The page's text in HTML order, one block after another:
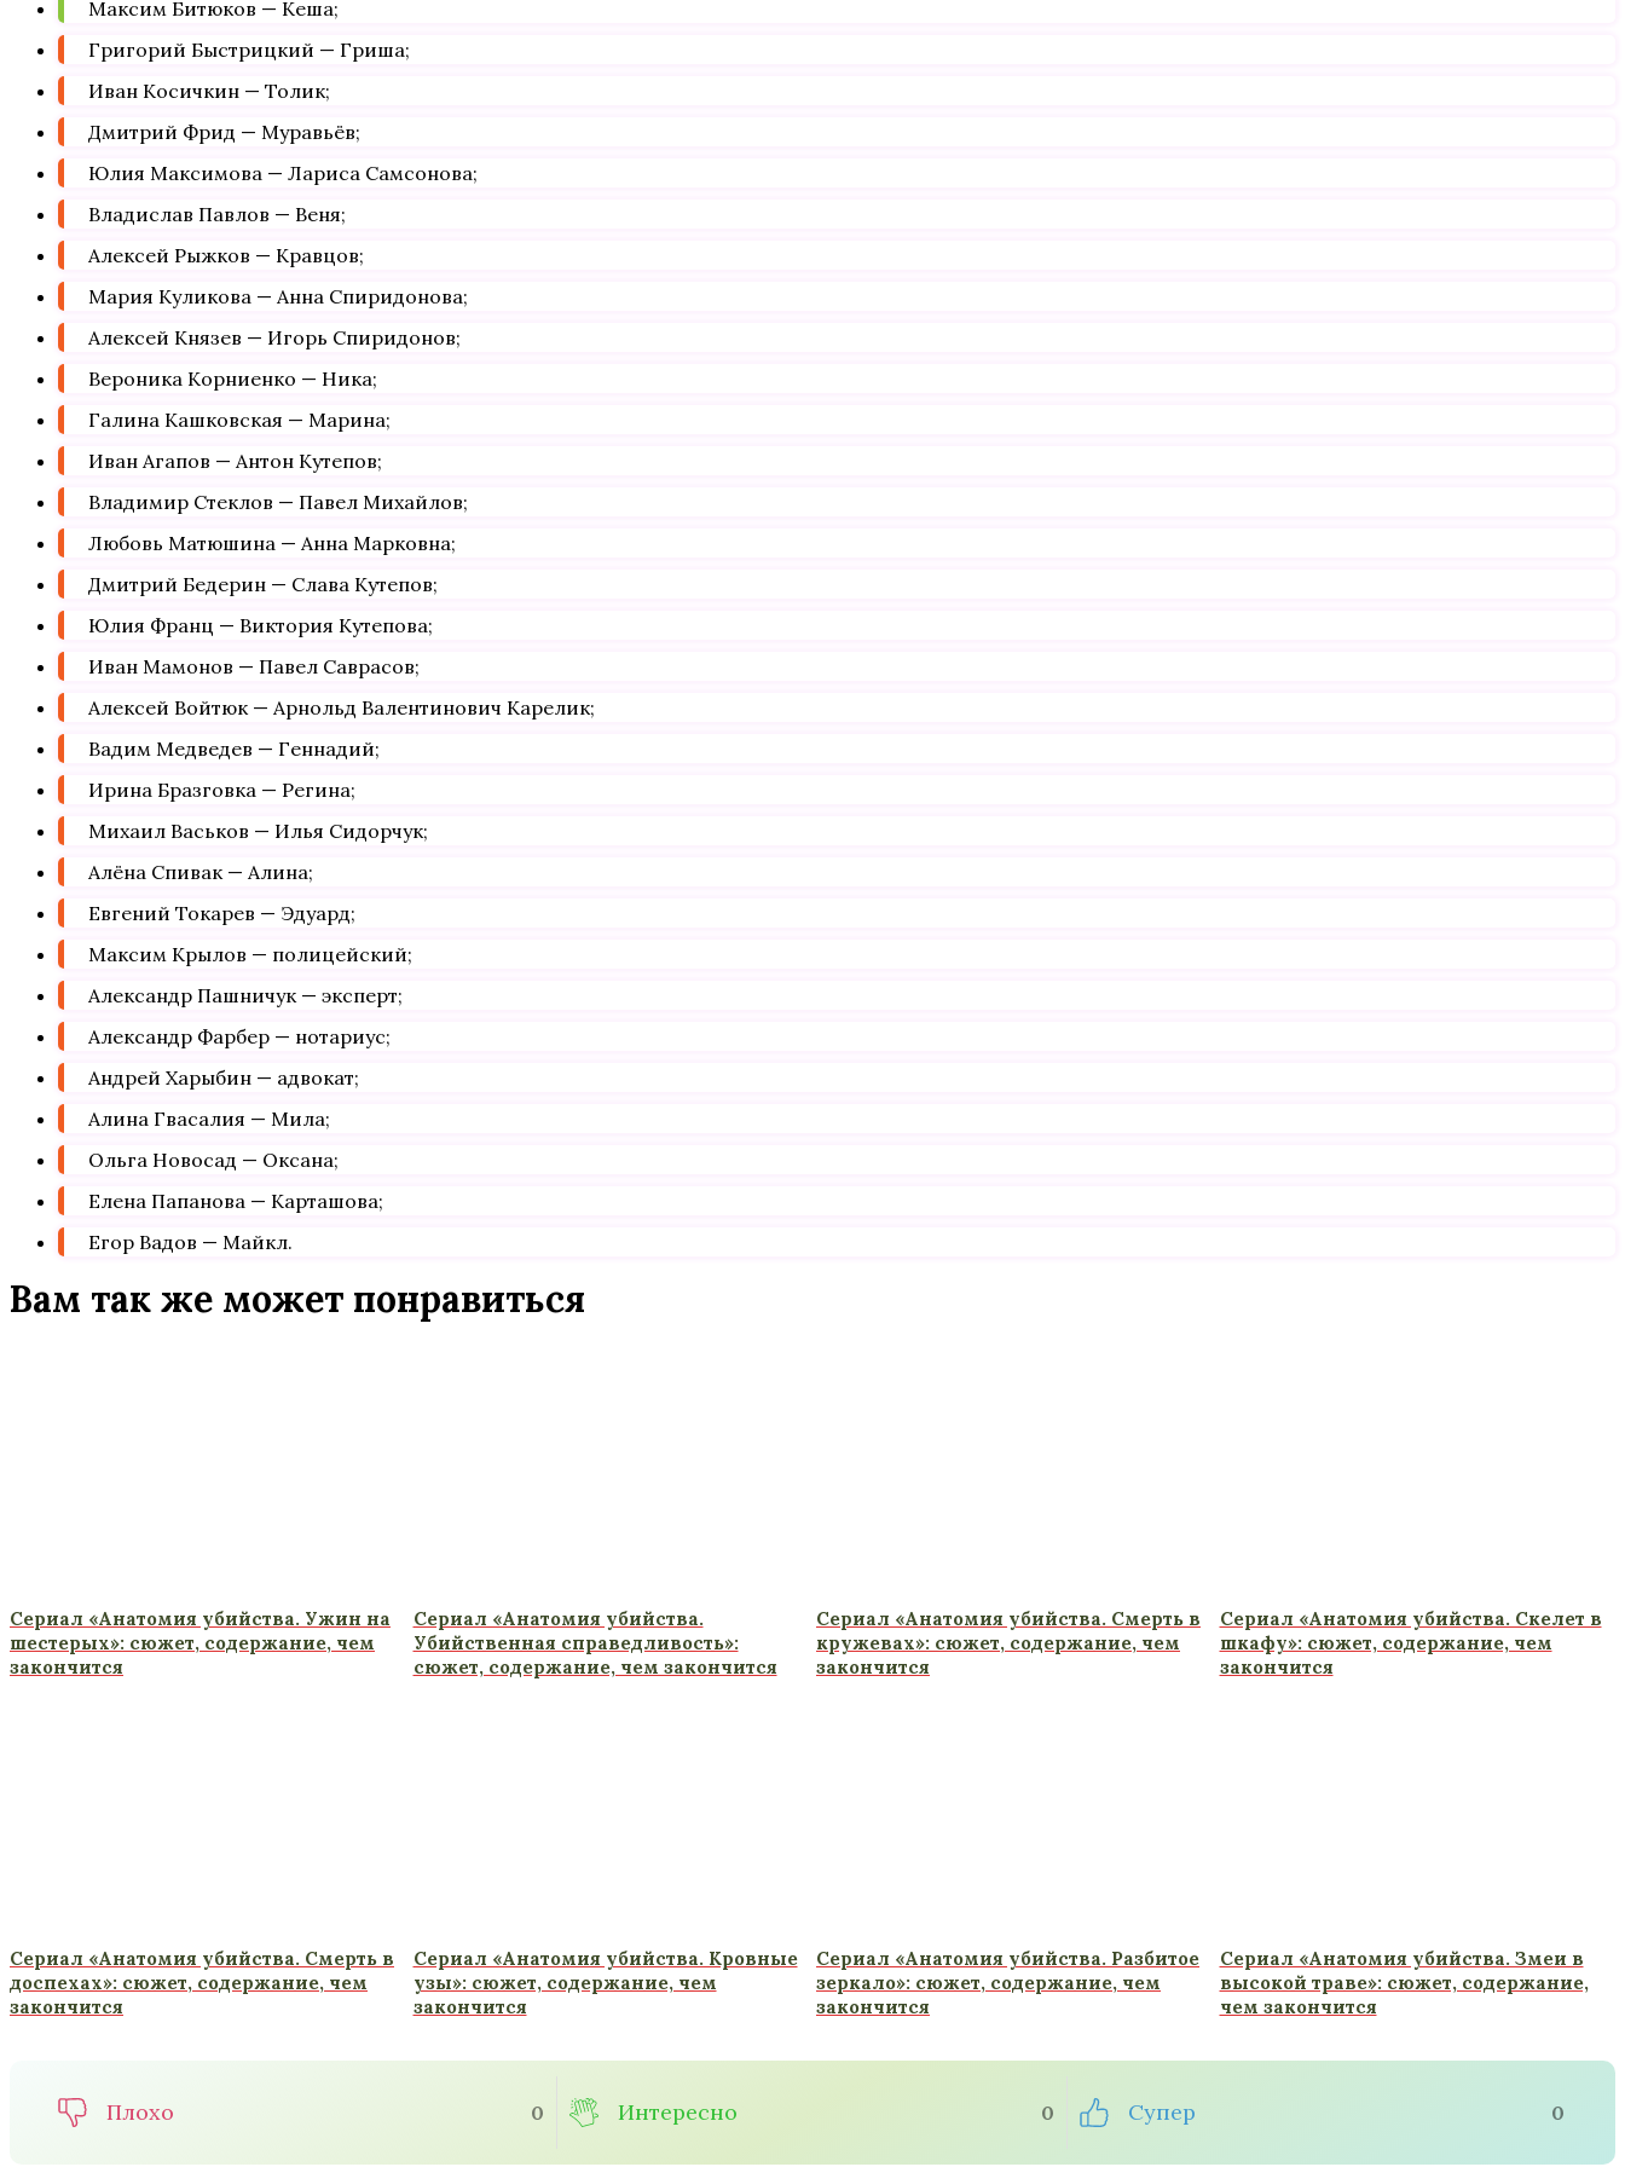
Максим Битюков — Кеша;
Григорий Быстрицкий — Гриша;
Иван Косичкин — Толик;
Дмитрий Фрид — Муравьёв;
Юлия Максимова — Лариса Самсонова;
Владислав Павлов — Веня;
Алексей Рыжков — Кравцов;
Мария Куликова — Анна Спиридонова;
Алексей Князев — Игорь Спиридонов;
Вероника Корниенко — Ника;
Галина Кашковская — Марина;
Иван Агапов — Антон Кутепов;
Владимир Стеклов — Павел Михайлов;
Любовь Матюшина — Анна Марковна;
Дмитрий Бедерин — Слава Кутепов;
Юлия Франц — Виктория Кутепова;
Иван Мамонов — Павел Саврасов;
Алексей Войтюк — Арнольд Валентинович Карелик;
Вадим Медведев — Геннадий;
Ирина Бразговка — Регина;
Михаил Васьков — Илья Сидорчук;
Алёна Спивак — Алина;
Евгений Токарев — Эдуард;
Максим Крылов — полицейский;
Александр Пашничук — эксперт;
Александр Фарбер — нотариус;
Андрей Харыбин — адвокат;
Алина Гвасалия — Мила;
Ольга Новосад — Оксана;
Елена Папанова — Карташова;
Егор Вадов — Майкл.
Вам так же может понравиться
Сериал «Анатомия убийства. Ужин на
шестерых»: сюжет, содержание, чем
закончится
Сериал «Анатомия убийства.
Убийственная справедливость»:
сюжет, содержание, чем закончится
Сериал «Анатомия убийства. Смерть в
кружевах»: сюжет, содержание, чем
закончится
Сериал «Анатомия убийства. Скелет в
шкафу»: сюжет, содержание, чем
закончится
Сериал «Анатомия убийства. Смерть в
доспехах»: сюжет, содержание, чем
закончится
Сериал «Анатомия убийства. Кровные
узы»: сюжет, содержание, чем
закончится
Сериал «Анатомия убийства. Разбитое
зеркало»: сюжет, содержание, чем
закончится
Сериал «Анатомия убийства. Змеи в
высокой траве»: сюжет, содержание,
чем закончится
Плохо 0 Интересно 0 Супер 0